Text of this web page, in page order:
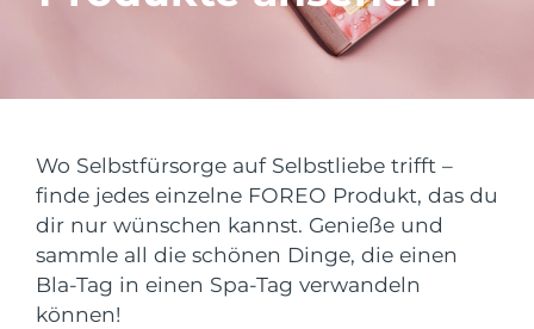
Wo Selbstfürsorge auf Selbstliebe trifft –
finde jedes einzelne FOREO Produkt, das du
dir nur wünschen kannst. Genieße und
sammle all die schönen Dinge, die einen
Bla-Tag in einen Spa-Tag verwandeln
können!
Meine Adressen
FAQ™ Dual LED Panel
BELIEBT
繁體中文
Versandland
Vereinigte Staaten Erwartete Lieferung
Vereinigtes
Königreich
Erwartete Lieferung
Spanien